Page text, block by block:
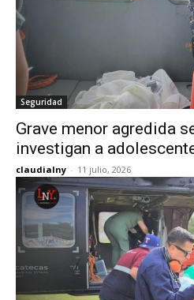
Seguridad
Grave menor agredida
investigan a
claudialny - 11 julio, 2026